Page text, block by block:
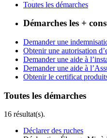
Toutes les démarches
Démarches les +
Demander une
Obtenir une autorisation
Demander une aide à
Demander une aide à
Obtenir le certificat
Toutes les démarches
16 résultat(s).
Déclarer des ruches